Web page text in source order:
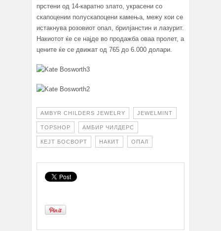
прстени од 14-каратно злато, украсени со
скапоцении полускапоцени камења, межу кои се
истакнува розовиот опал, брилјанстин и лазурит.
Накиотот ќе се најде во продажба оваа пролет, а
цените ќе се движат од 765 до 6.000 долари.
AMBYR CHILDERS JEWELRY JEWELMINT
TOPSHOP АМБИР ЧИЛДЕРС
КЕЈТ БОСВОРТ НАКИТ ОПАЛ